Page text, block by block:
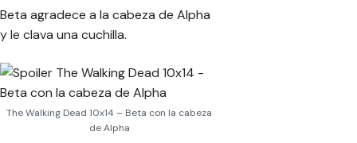
Beta agradece a la cabeza de Alpha
y le clava una cuchilla.
The Walking Dead 10x14 – Beta con la cabeza
de Alpha